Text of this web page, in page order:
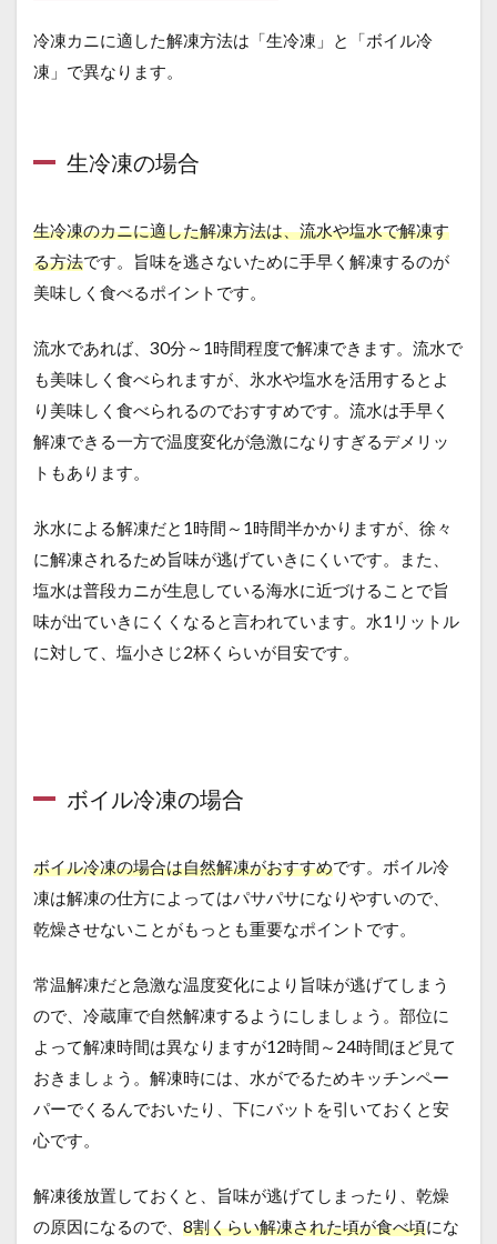
冷凍カニに適した解凍方法は「生冷凍」と「ボイル冷
凍」で異なります。
生冷凍の場合
生冷凍のカニに適した解凍方法は、流水や塩水で解凍す
る方法です。旨味を逃さないために手早く解凍するのが
美味しく食べるポイントです。
流水であれば、30分～1時間程度で解凍できます。流水で
も美味しく食べられますが、氷水や塩水を活用するとよ
り美味しく食べられるのでおすすめです。流水は手早く
解凍できる一方で温度変化が急激になりすぎるデメリッ
トもあります。
氷水による解凍だと1時間～1時間半かかりますが、徐々
に解凍されるため旨味が逃げていきにくいです。また、
塩水は普段カニが生息している海水に近づけることで旨
味が出ていきにくくなると言われています。水1リットル
に対して、塩小さじ2杯くらいが目安です。
ボイル冷凍の場合
ボイル冷凍の場合は自然解凍がおすすめです。ボイル冷
凍は解凍の仕方によってはパサパサになりやすいので、
乾燥させないことがもっとも重要なポイントです。
常温解凍だと急激な温度変化により旨味が逃げてしまう
ので、冷蔵庫で自然解凍するようにしましょう。部位に
よって解凍時間は異なりますが12時間～24時間ほど見て
おきましょう。解凍時には、水がでるためキッチンペー
パーでくるんでおいたり、下にバットを引いておくと安
心です。
解凍後放置しておくと、旨味が逃げてしまったり、乾燥
の原因になるので、 8割くらい解凍された頃が食べ頃にな